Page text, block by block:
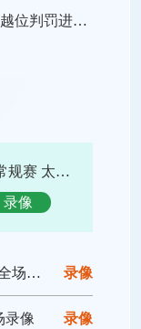
2026世界杯革命：角度传感技术让越位判罚进入“毫米级时代”
NBA常规赛 太阳vs鹈鹕 全场集锦
录像
录像
放
录像
录像